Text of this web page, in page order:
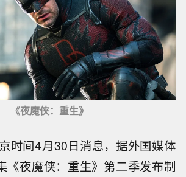
《夜魔侠：重生》
时间4月30日消息，据外国媒体
《夜魔侠：重生》第二季发布制